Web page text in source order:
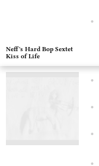
Neff's Hard Bop Sextet
Kiss of Life